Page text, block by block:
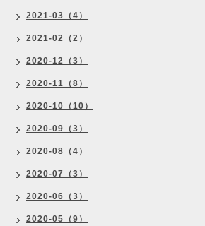
2021-03（4）
2021-02（2）
2020-12（3）
2020-11（8）
2020-10（10）
2020-09（3）
2020-08（4）
2020-07（3）
2020-06（3）
2020-05（9）